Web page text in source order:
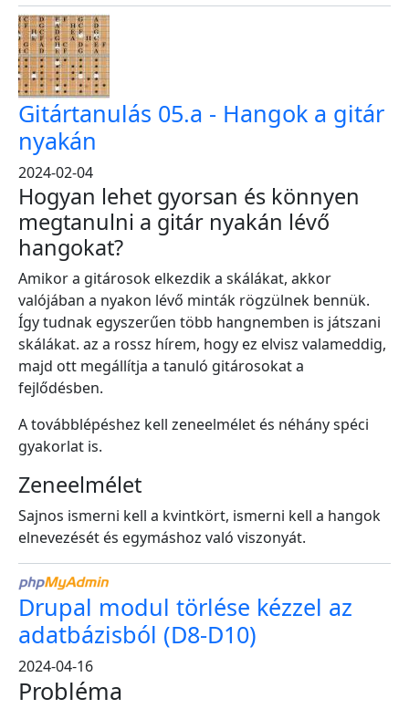
Gitártanulás 05.a - Hangok a gitár
nyakán
2024-02-04
Hogyan lehet gyorsan és könnyen
megtanulni a gitár nyakán lévő
hangokat?
Amikor a gitárosok elkezdik a skálákat, akkor
valójában a nyakon lévő minták rögzülnek bennük.
Így tudnak egyszerűen több hangnemben is játszani
skálákat. az a rossz hírem, hogy ez elvisz valameddig,
majd ott megállítja a tanuló gitárosokat a
fejlődésben.
A továbblépéshez kell zeneelmélet és néhány spéci
gyakorlat is.
Zeneelmélet
Sajnos ismerni kell a kvintkört, ismerni kell a hangok
elnevezését és egymáshoz való viszonyát.
Drupal modul törlése kézzel az
adatbázisból (D8-D10)
2024-04-16
Probléma